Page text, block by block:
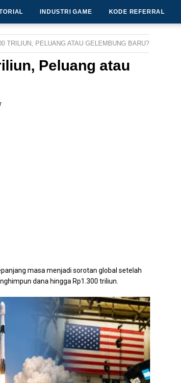
INDUSTRI GAME KODE REFERRAL
TRILIUN, PELUANG ATAU GELEMBUNG BARU?
Peluang atau
masa menjadi sorotan global setelah
dana hingga Rp1.300 triliun.